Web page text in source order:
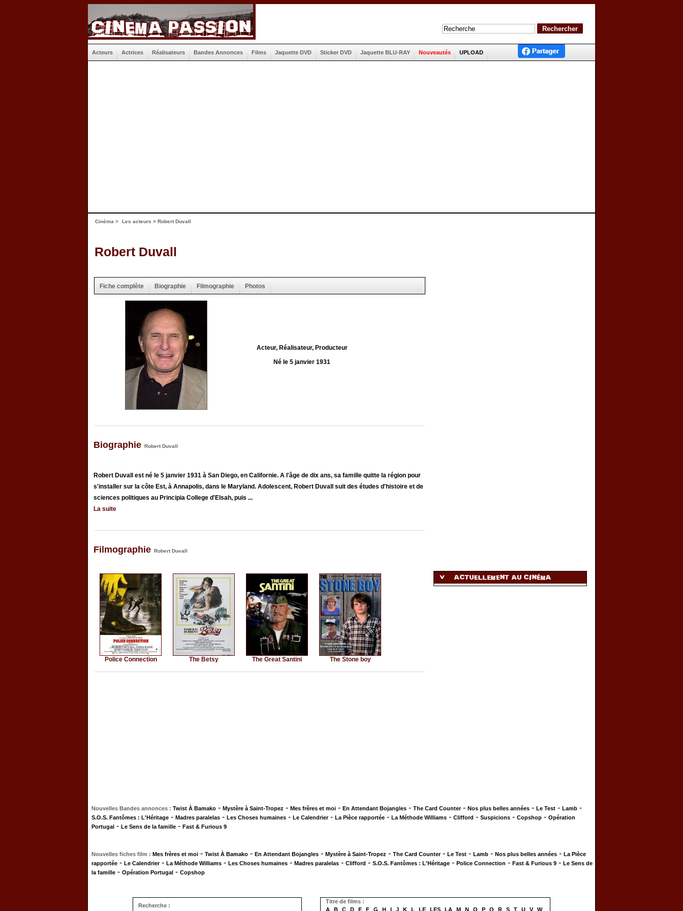
Acteurs Actrices Réalisateurs Bandes Annonces Films Jaquette DVD Sticker DVD Jaquette BLU-RAY Nouveautés UPLOAD
Cinéma > Les acteurs > Robert Duvall
Robert Duvall
Fiche complète Biographie Filmographie Photos
Acteur, Réalisateur, Producteur
Né le 5 janvier 1931
Biographie Robert Duvall
Robert Duvall est né le 5 janvier 1931 à San Diego, en Californie. A l'âge de dix ans, sa famille quitte la région pour
s'installer sur la côte Est, à Annapolis, dans le Maryland. Adolescent, Robert Duvall suit des études d'histoire et de
sciences politiques au Principia College d'Elsah, puis ...
La suite
Filmographie Robert Duvall
Police Connection The Betsy The Great Santini The Stone boy
Nouvelles Bandes annonces : Twist À Bamako - Mystère à Saint-Tropez - Mes frères et moi - En Attendant Bojangles - The Card Counter- Nos plus belles années - Le Test - Lamb -
S.O.S. Fantômes : L'Héritage - Madres paralelas - Les Choses humaines - Le Calendrier- La Pièce rapportée - La Méthode Williams - Clifford - Suspicions - Copshop - Opération
Portugal - Le Sens de la famille - Fast & Furious 9
Nouvelles fiches film : Mes frères et moi - Twist À Bamako - En Attendant Bojangles - Mystère à Saint-Tropez - The Card Counter- Le Test - Lamb - Nos plus belles années - La Pièce
rapportée - Le Calendrier- La Méthode Williams - Les Choses humaines - Madres paralelas - Clifford - S.O.S. Fantômes : L'Héritage - Police Connection - Fast & Furious 9 - Le Sens de
la famille - Opération Portugal - Copshop
Recherche :
Titre de films :
A
B C D E F G H I J K L LE LES LA M N O P Q R S T U V
W